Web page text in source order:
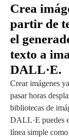
Crea
partir de
el
texto a
DALL·E.
Crear imágenes
pasar horas
bibliotecas de
DALL·E puedes
línea simple como